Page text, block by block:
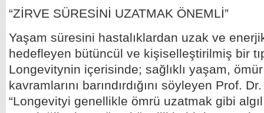
“ZİRVE SÜRESİNİ UZATMAK ÖNEMLİ”
Yaşam süresini hastalıklardan uzak ve
hedefleyen bütüncül ve kişiselleştirilmiş bir
Longevitynin içerisinde; sağlıklı yaşam,
kavramlarını barındırdığını söyleyen Prof.
“Longevityi genellikle ömrü uzatmak gibi